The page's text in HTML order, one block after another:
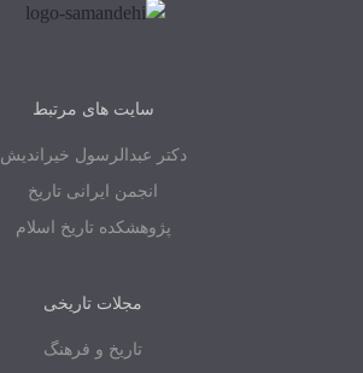
سایت های مرتبط
دکتر عبدالرسول خیراندیش
انجمن ایرانی تاریخ
پژوهشکده تاریخ اسلام
مجلات تاریخی
تاریخ و فرهنگ